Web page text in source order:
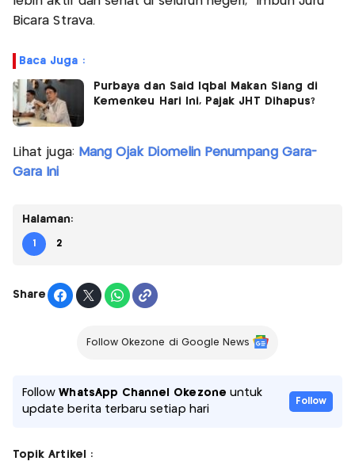
Bicara Strava.
Baca Juga :
Purbaya dan Said Iqbal Makan Siang di
Kemenkeu Hari Ini, Pajak JHT Dihapus?
Lihat juga: Mang Ojak Diomelin Penumpang Gara-
Gara Ini
Halaman:
1 2
Share
Follow Okezone di Google News
FollowWhatsApp Channel Okezone untuk
update berita terbaru setiap hari
Follow
Topik Artikel :